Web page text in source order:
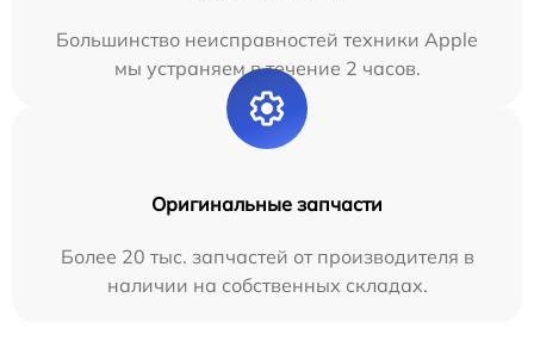
Большинство неисправностей техники Apple
мы устраняем в течение 2 часов.
Оригинальные запчасти
Более 20 тыс. запчастей от производителя в
наличии на собственных складах.